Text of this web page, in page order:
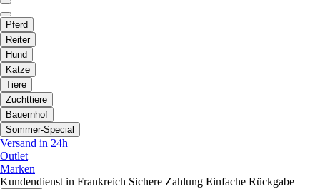
Pferd
Reiter
Hund
Katze
Tiere
Zuchttiere
Bauernhof
Sommer-Special
Versand in 24h
Outlet
Marken
Kundendienst in Frankreich Sichere Zahlung Einfache Rückgabe